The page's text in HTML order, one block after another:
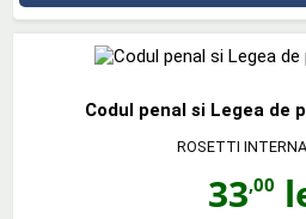
Codul penal si Legea de
ROSETTI
33,00